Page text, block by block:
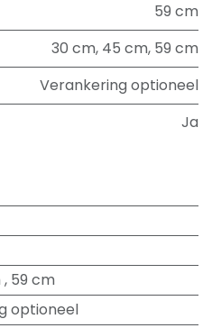
59 cm
30 cm, 45 cm, 59 cm
Verankering optioneel
Ja
, 59 cm
optioneel